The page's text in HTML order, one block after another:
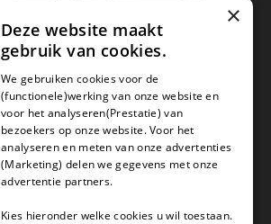
×
Deze website maakt
gebruik van cookies.
We gebruiken cookies voor de
(functionele)werking van onze website en
voor het analyseren(Prestatie) van
bezoekers op onze website. Voor het
analyseren en meten van onze advertenties
(Marketing) delen we gegevens met onze
advertentie partners.
Kies hieronder welke cookies u wil toestaan.